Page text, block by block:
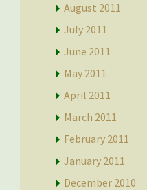
August 2011
July 2011
June 2011
May 2011
April 2011
March 2011
February 2011
January 2011
December 2010